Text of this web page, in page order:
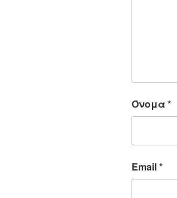
Όνομα*
Email*